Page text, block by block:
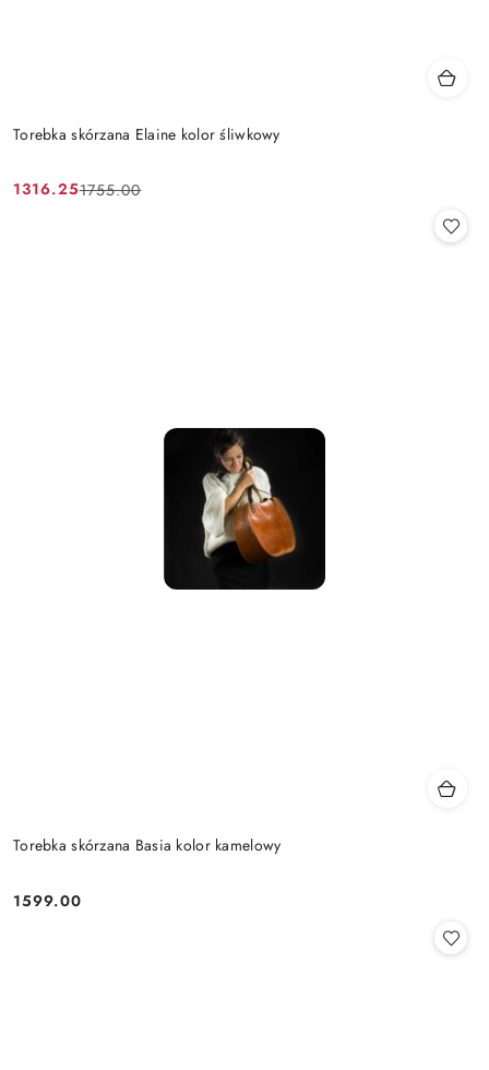
Torebka skórzana Elaine kolor śliwkowy
Cena
1316.25
Cena
1755.00
Torebka skórzana Basia kolor kamelowy
Cena:
1599.00